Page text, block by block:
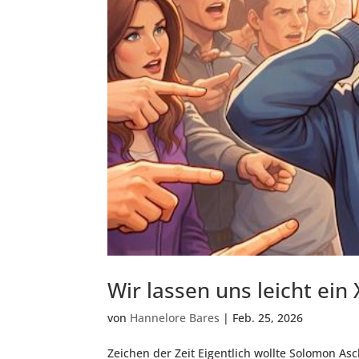
Wir lassen uns leicht ein
von Hannelore Bares | Feb. 25, 2026
Zeichen der Zeit Eigentlich wollte Solomon